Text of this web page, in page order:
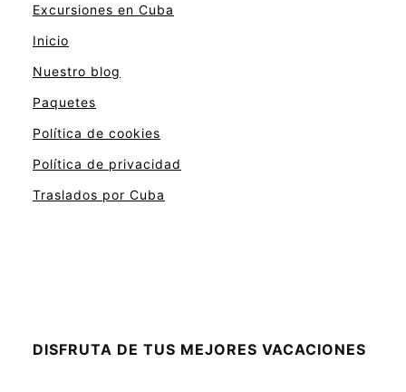
Excursiones en Cuba
Inicio
Nuestro blog
Paquetes
Política de cookies
Política de privacidad
Traslados por Cuba
DISFRUTA DE TUS MEJORES VACACIONES